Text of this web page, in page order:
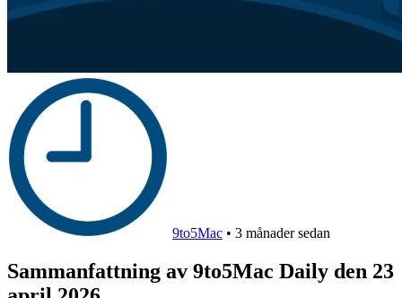
9to5Mac • 3 månader sedan
Sammanfattning av 9to5Mac Daily den 23